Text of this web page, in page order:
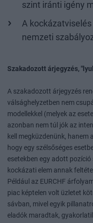
szint iránti igény
A
nemzeti
Szakadozott árjegyzés,
A szakadozott árjegyzés
válsághelyzetben nem
modellekkel (melyek az
azonban nem túl jók az
kell megküzdenünk, hanem
hogy egy szélsőséges
esetekben egy adott
kockázati elem annak
Például az EURCHF
piac képtelen volt üzletet
sávban, mivel egyik
eladók maradtak,